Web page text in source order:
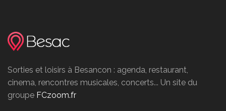
Sorties et loisirs à Besancon : agenda, restaurant,
cinema, rencontres musicales, concerts... Un site du
groupe FCzoom.fr